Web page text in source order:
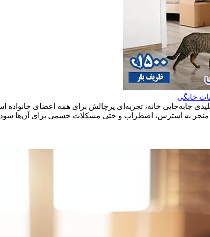
خانگی
جابه‌جایی خانه، تجربه‌ای پرچالش برای همه اعضای
منجر به استرس، اضطراب و حتی مشکلات جسمی برای آن‌ها